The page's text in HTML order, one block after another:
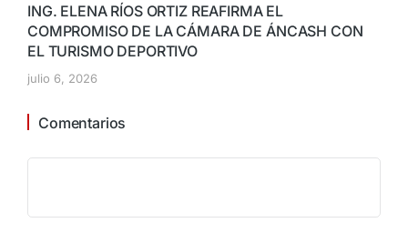
ING. ELENA RÍOS ORTIZ REAFIRMA EL
COMPROMISO DE LA CÁMARA DE ÁNCASH CON
EL TURISMO DEPORTIVO
julio 6, 2026
Comentarios